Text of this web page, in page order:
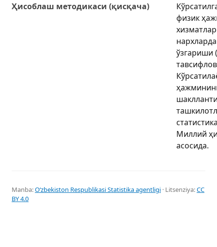
Ҳисоблаш методикаси (қисқача)
физик
ўзгариши
Миллий
асосида.
Manba:Oʻzbekiston Respublikasi Statistika agentligi · Litsenziya:CC
BY 4.0